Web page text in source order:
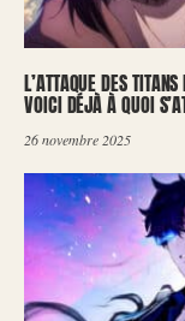
L’ATTAQUE DES
VOICI DÉJÀ À QUOI
26 novembre 2025